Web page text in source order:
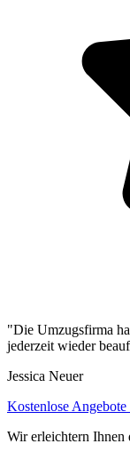
"Die Umzugsfirma
jederzeit wieder
Jessica Neuer
Kostenlose
Wir erleichtern Ihnen